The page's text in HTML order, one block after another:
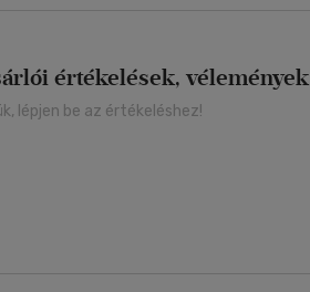
értékelések, vélemények
lépjen be az értékeléshez!